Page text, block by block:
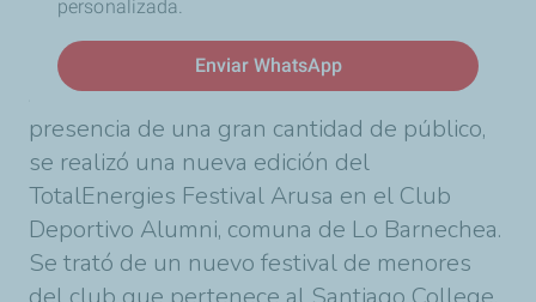
personalizada.
Enviar WhatsApp
la fiesta del rugby
Santiago, 2 de octubre de 2023 –Con la
presencia de una gran cantidad de público,
se realizó una nueva edición del
TotalEnergies Festival Arusa en el Club
Deportivo Alumni, comuna de Lo Barnechea.
Se trató de un nuevo festival de menores